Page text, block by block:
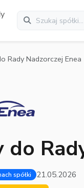
Rady Nadzorczej Enea
spółki 21.05.2026